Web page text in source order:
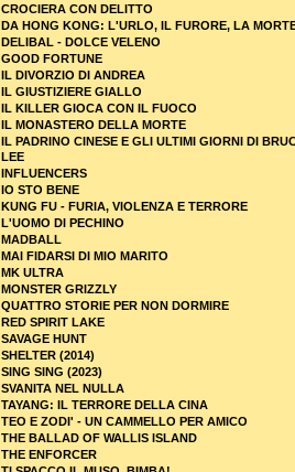
CROCIERA CON DELITTO
DA HONG KONG: L'URLO, IL FURORE, LA
DELIBAL - DOLCE VELENO
GOOD FORTUNE
IL DIVORZIO DI ANDREA
IL GIUSTIZIERE GIALLO
IL KILLER GIOCA CON IL FUOCO
IL MONASTERO DELLA MORTE
IL PADRINO CINESE E GLI ULTIMI GIORNI DI
LEE
INFLUENCERS
IO STO BENE
KUNG FU - FURIA, VIOLENZA E TERRORE
L'UOMO DI PECHINO
MADBALL
MAI FIDARSI DI MIO MARITO
MK ULTRA
MONSTER GRIZZLY
QUATTRO STORIE PER NON DORMIRE
RED SPIRIT LAKE
SAVAGE HUNT
SHELTER (2014)
SING SING (2023)
SVANITA NEL NULLA
TAYANG: IL TERRORE DELLA CINA
TEO E ZODI' - UN CAMMELLO PER AMICO
THE BALLAD OF WALLIS ISLAND
THE ENFORCER